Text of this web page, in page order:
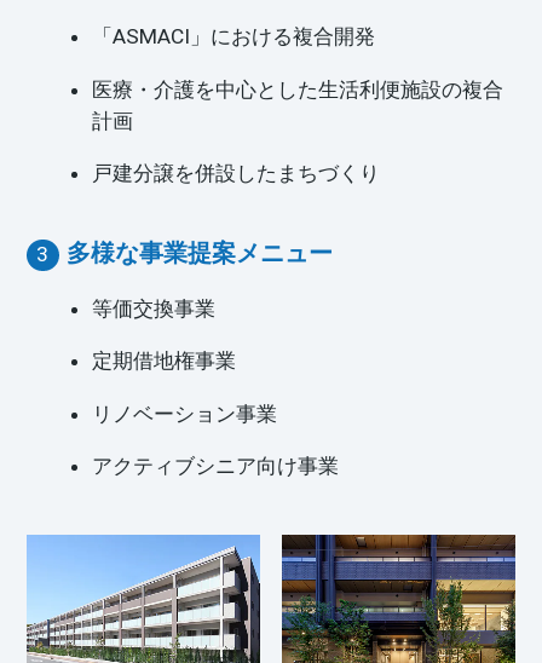
「ASMACI」における複合開発
医療・介護を中心とした生活利便施設の複合
計画
戸建分譲を併設したまちづくり
多様な事業提案メニュー
等価交換事業
定期借地権事業
リノベーション事業
アクティブシニア向け事業